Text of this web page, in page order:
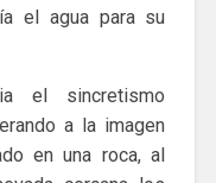
el agua para su
el sincretismo
a la imagen
en una roca, al